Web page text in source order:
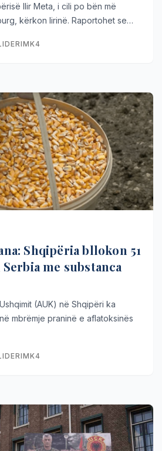
Ilir Meta, i cili po bën më
kërkon lirinë. Raportohet se…
Shqipëria bllokon 51
me substanca
(AUK) në Shqipëri ka
mbrëmje praninë e aflatoksinës